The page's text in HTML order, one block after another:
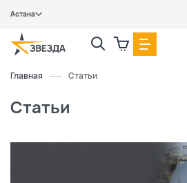
Астана
Главная Статьи
Статьи